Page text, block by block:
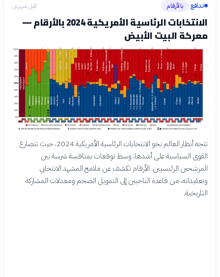
تدافع› بالأرقام قبل شهرين
الانتخابات الرئاسية الأمريكية 2024 بالأرقام —
معركة البيت الأبيض
تتجه أنظار العالم نحو الانتخابات الرئاسية الأمريكية 2024، حيث تتصارع
القوى السياسية على أشدها، وسط توقعات بمنافسة شرسة بين
المرشحين الرئيسيين. الأرقام تكشف عن ملامح المشهد الانتخابي
وتعقيداته، من قاعدة الناخبين إلى التمويل الضخم ومعدلات المشاركة
التاريخية.